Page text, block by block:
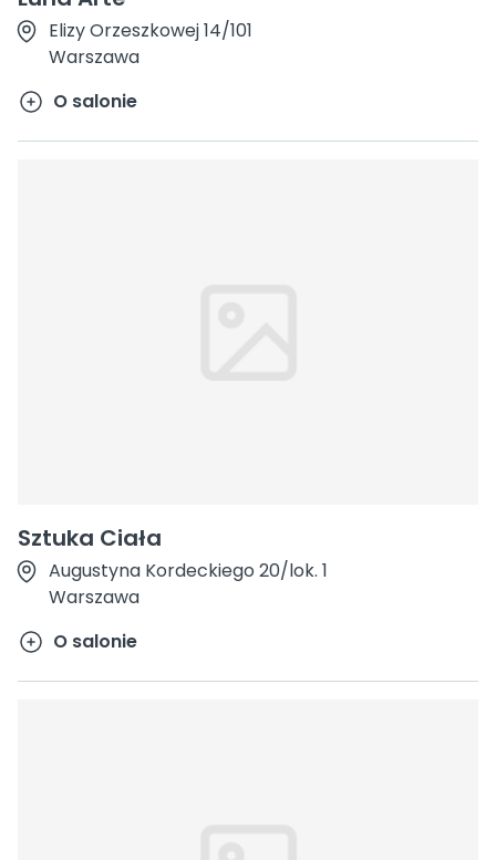
Elizy Orzeszkowej 14/101
Warszawa
O salonie
Sztuka Ciała
Augustyna Kordeckiego 20/lok. 1
Warszawa
O salonie